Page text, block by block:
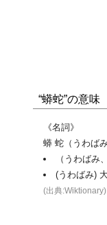
“蟒蛇”の意味
《名詞》
蟒 蛇（うわば
（うわばみ
(うわばみ)
(出典:Wiktionary)